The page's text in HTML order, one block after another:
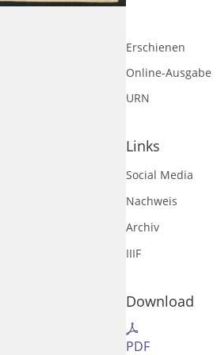
Erschienen
Online-Ausgabe
URN
Links
Social Media
Nachweis
Archiv
IIIF
Download
PDF